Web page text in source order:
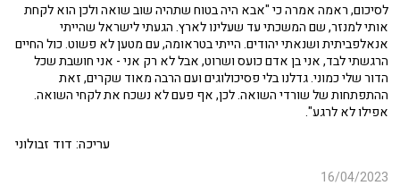
לסיכום, ראמה אמרה כי "אבא היה בטוח שתהיה שוב שואה ולכן הוא לקחת
אותי למנזר, שם המשכתי עד שעלינו לארץ. הגעתי לישראל שהייתי
אנאלפביתית ושנאתי יהודים. הייתי בטראומה, עם מטען לא פשוט. כול החיים
הרגשתי לבד, אני בן אדם כועס ושרוט, אבל לא רק אני - אני חושבת שכל
הדור שלי כמוני. גדלנו בלי פסיכולוגים ועם הרבה מאוד שקרים, זאת
ההתפתחות של שורדי השואה. לכן, אף פעם לא נשכח את לקחי השואה.
אפילו לא לרגע".
עריכה: דוד זבולוני
16/04/2023